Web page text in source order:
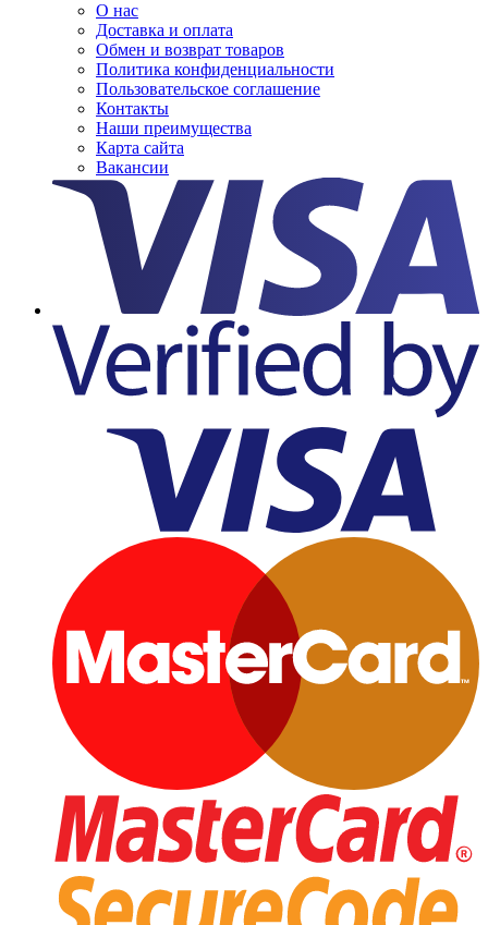
О нас
Доставка и оплата
Обмен и возврат товаров
Политика конфиденциальности
Пользовательское соглашение
Контакты
Наши преимущества
Карта сайта
Вакансии